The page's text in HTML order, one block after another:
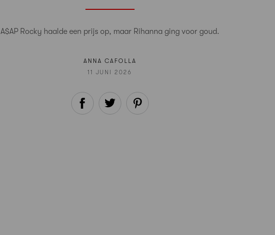
A$AP Rocky haalde een prijs op, maar Rihanna ging voor goud.
ANNA CAFOLLA
11 JUNI 2026